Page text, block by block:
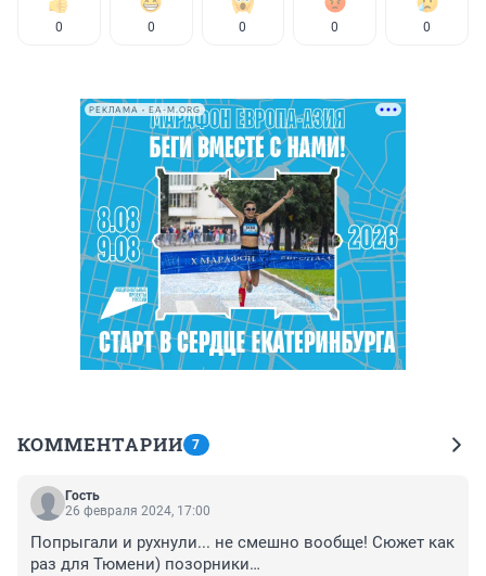
0 0 0 0 0
РЕКЛАМА • EA-M.ORG
КОММЕНТАРИИ 7
Гость
26 февраля 2024, 17:00
Попрыгали и рухнули... не смешно вообще! Сюжет как
раз для Тюмени) позорники…